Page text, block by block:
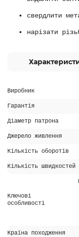
свердлити
нарізати
Виробник
Гарантія
Діаметр патрона
Джерело живлення
Кількість оборотів
Кількість швидкостей
Ключові
особливості
Країна походження